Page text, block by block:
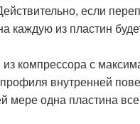
если
из пластин
компрессора с
профиля внутренней
мере одна пластина